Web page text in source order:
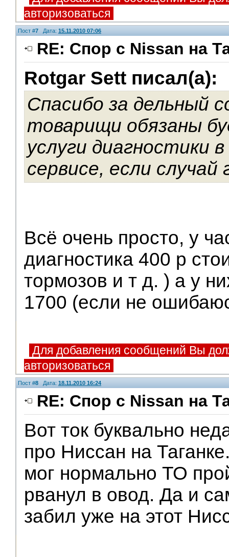
авторизоваться
Пост #7 Дата: 15.11.2010 07:06
RE: Спор с Nissan на
Rotgar Sett писал(а):
Спасибо за дельный
товарищи обязаны
услуги диагностики
сервисе, если
Всё очень просто, у
диагностика 400 р
тормозов и т д. ) а у
1700 (если не
Для добавления сообщений Вы
авторизоваться
Пост #8 Дата: 18.11.2010 16:24
RE: Спор с Nissan на
Вот ток буквально
про Ниссан на
мог нормально ТО
рванул в овод. Да и
забил уже на этот